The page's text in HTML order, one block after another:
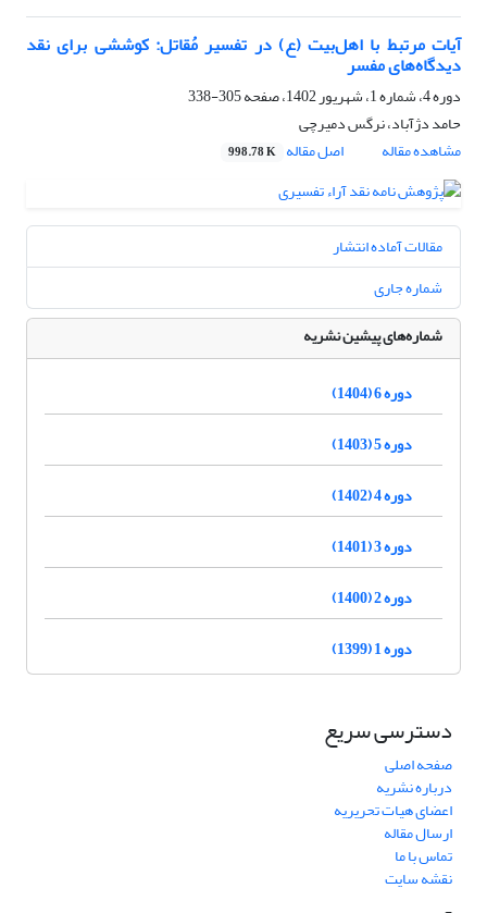
آیات مرتبط با اهل‌بیت (ع) در تفسیر مُقاتل: کوششی برای نقد
دیدگاه‌های مفسر
دوره 4، شماره 1، شهریور 1402، صفحه
305-338
حامد دژآباد، نرگس دمیرچی
مشاهده مقاله
اصل مقاله 998.78 K
مقالات آماده انتشار
شماره جاری
شماره‌های پیشین نشریه
دوره 6 (1404)
دوره 5 (1403)
دوره 4 (1402)
دوره 3 (1401)
دوره 2 (1400)
دوره 1 (1399)
دسترسی سریع
صفحه اصلی
درباره نشریه
اعضای هیات تحریریه
ارسال مقاله
تماس با ما
نقشه سایت